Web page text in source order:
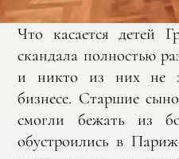
Что касается детей
скандала полностью
и никто из них не
бизнесе. Старшие
смогли бежать из
обустроились в